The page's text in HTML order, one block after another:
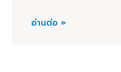
อ่านต่อ »